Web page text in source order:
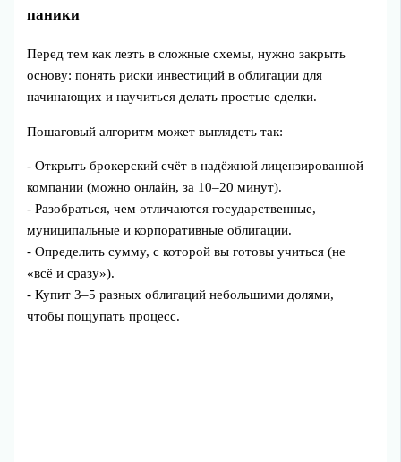
паники
Перед тем как лезть в сложные схемы, нужно закрыть
основу: понять риски инвестиций в облигации для
начинающих и научиться делать простые сделки.
Пошаговый алгоритм может выглядеть так:
- Открыть брокерский счёт в надёжной лицензированной
компании (можно онлайн, за 10–20 минут).
- Разобраться, чем отличаются государственные,
муниципальные и корпоративные облигации.
- Определить сумму, с которой вы готовы учиться (не
«всё и сразу»).
- Купит 3–5 разных облигаций небольшими долями,
чтобы пощупать процесс.